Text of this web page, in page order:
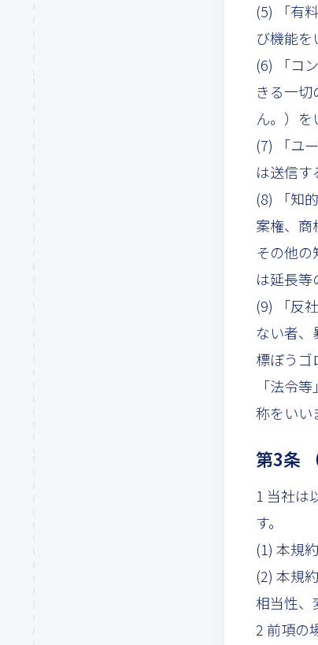
(5) 「有
び機能を
(6) 「コ
きる一
ん。）を
(7) 「ユ
は送信す
(8) 「知
案権、商
その他
は延長等
(9) 「反
ない者
標ぼうゴ
「法令
称をいい
第3条
1 当社は
す。
(1) 本規
(2) 本規
相当性、
2 前項の